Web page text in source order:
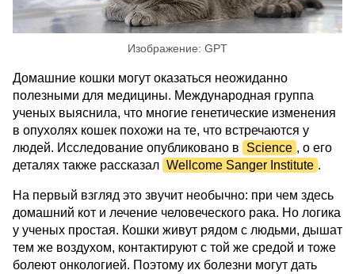
Изображение: GPT
Домашние кошки могут оказаться неожиданно
полезными для медицины. Международная группа
ученых выяснила, что многие генетические изменения
в опухолях кошек похожи на те, что встречаются у
людей. Исследование опубликовано в
Science , о его
деталях также рассказал Wellcome Sanger Institute .
На первый взгляд это звучит необычно: при чем здесь
домашний кот и лечение человеческого рака. Но логика
у ученых простая. Кошки живут рядом с людьми, дышат
тем же воздухом, контактируют с той же средой и тоже
болеют онкологией. Поэтому их болезни могут дать